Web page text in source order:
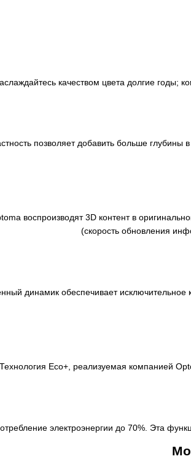
качеством цвета долгие годы;
позволяет добавить больше
воспроизводят 3D контент в
(скорость обновления
динамик обеспечивает исключительное
Технология Eco+, реализуемая компанией
электроэнергии до 70%. Эта